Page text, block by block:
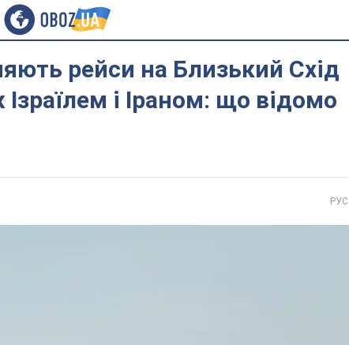
рейси на Близький Схід
і Іраном: що відомо
РУС